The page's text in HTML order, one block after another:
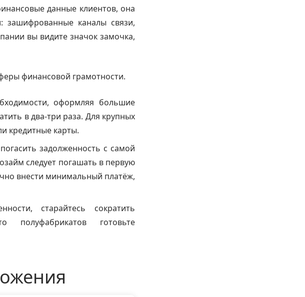
данные клиентов, она
зашифрованные каналы связи,
вы видите значок замочка,
финансовой грамотности.
оформляя большие
в два-три раза. Для крупных
кредитные карты.
задолженность с самой
следует погашать в первую
внести минимальный платёж,
старайтесь сократить
полуфабрикатов готовьте